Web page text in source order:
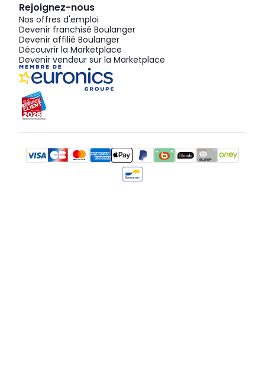
Rejoignez-nous
Nos offres d'emploi
Devenir franchisé Boulanger
Devenir affilié Boulanger
Découvrir la Marketplace
Devenir vendeur sur la Marketplace